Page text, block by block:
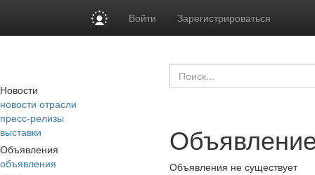
Войти Зарегистрироваться
Новости
новости отрасли
пресс-релизы
выставки
Объявления
объявления
Объявления не существует